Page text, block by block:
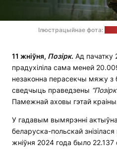
Ілюстрацыйнае фота:
11 жніўня, Позірк. Ад пачатку
прадухіліла сама меней
незаконна перасекчы мяжу з
сведчыць праведзены
Памежнай аховы гэтай
У гадавым вымярэнні
беларуска-польскай
жніўня 2024 года было 22.137